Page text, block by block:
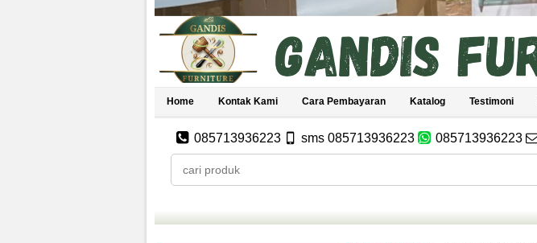
Home Kontak Kami Cara Pembayaran Katalog Testimoni
085713936223 sms 085713936223 085713936223